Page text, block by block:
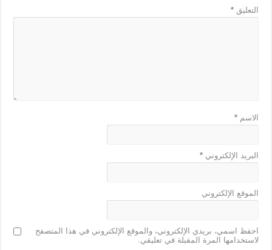
التعليق*
الاسم*
البريد الإلكتروني*
الموقع الإلكتروني
احفظ اسمي، بريدي الإلكتروني، والموقع الإلكتروني في هذا المتصفح
لاستخدامها المرة المقبلة في تعليقي.